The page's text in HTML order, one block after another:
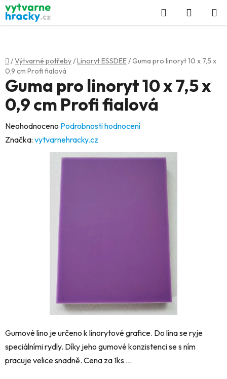
Přejít
na
obsah
Hledat
KOŠÍK
Domů
/Výtvarné potřeby/Linoryt ESSDEE/Guma pro linoryt 10 x 7,5 x
0,9 cm Profi fialová
Gumové lino je určeno k linorytové grafice. Do lina se ryje
speciálními rydly. Díky jeho gumové konzistenci se s ním
pracuje velice snadně. Cena za 1ks ...
Guma pro linoryt 10 x 7,5 x
0,9 cm Profi fialová
Průměrné
hodnocení
Neohodnoceno Podrobnosti hodnocení
Značka: vytvarnehracky.cz